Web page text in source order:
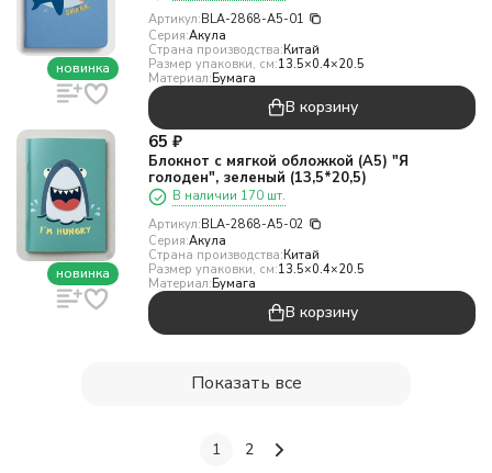
новинка
Артикул:BLA-2868-A5-01
Серия:Акула
Страна производства:Китай
Размер упаковки, см:13.5×0.4×20.5
Материал:Бумага
В корзину
новинка
65 ₽
Блокнот с мягкой обложкой (А5) "Я
голоден", зеленый (13,5*20,5)
В наличии 170 шт.
Артикул:BLA-2868-A5-02
Серия:Акула
Страна производства:Китай
Размер упаковки, см:13.5×0.4×20.5
Материал:Бумага
В корзину
Показать все
1 2